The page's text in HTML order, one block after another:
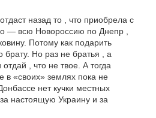
назад то , что приобрела с
— всю Новороссию по Днепр ,
Потому как подарить
брату. Но раз не братья , а
, что не твое. А тогда
в «своих» землях пока не
нет кучки местных
настоящую Украину и за